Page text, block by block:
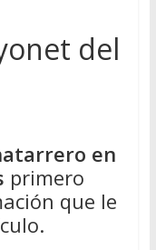
del
en
primero
que le